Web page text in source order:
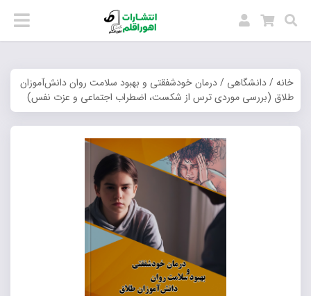
خانه/دانشگاهی / درمان خودشفقتی و بهبود سلامت روان دانش‌آموزان
طلاق (بررسی موردی ترس از شکست، اضطراب اجتماعی و عزت نفس)